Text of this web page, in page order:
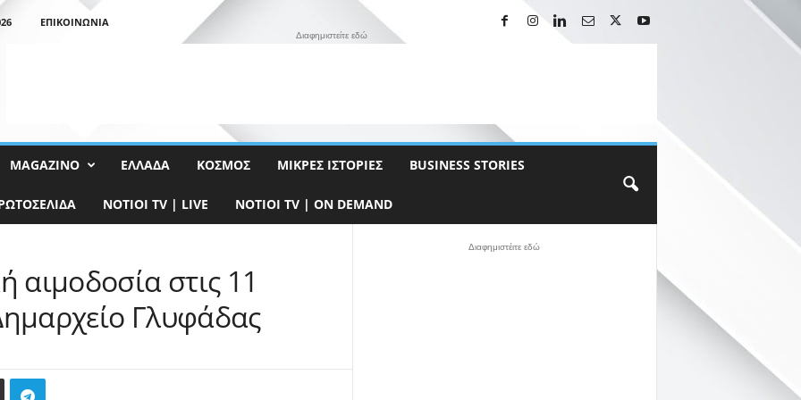
ΕΠΙΚΟΙΝΩΝΊΑ
Διαφημιστείτε εδώ
MAGAZINO ΕΛΛΆΔΑ ΚΌΣΜΟΣ ΜΙΚΡΈΣ ΙΣΤΟΡΊΕΣ BUSINESS STORIES
NOTIOI TV | LIVE NOTIOI TV | ON DEMAND
αιμοδοσία στις 11
Γλυφάδας
Διαφημιστέιτε εδώ